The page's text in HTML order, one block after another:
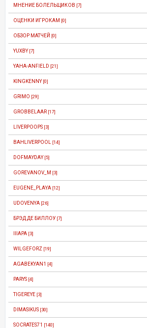
МНЕНИЕ БОЛЕЛЬЩИКОВ [7]
ОЦЕНКИ ИГРОКАМ [0]
ОБЗОР МАТЧЕЙ [0]
YUXBY [7]
YAHA-ANFIELD [21]
KINGKENNY [0]
GRIMO [29]
GROBBELAAR [17]
LIVERPOOPS [3]
BAHLIVERPOOL [14]
DOFMAYDAY [5]
GOREVANOV_M [3]
EUGENE_PLAYA [12]
UDOVENYA [26]
БРЭД ДЕ БИЛЛОУ [7]
IIIAPA [3]
WILGEFORZ [19]
AGABEKYAN1 [4]
PARYS [4]
TIGEREYE [3]
DIMASIKUS [30]
SOCRATES71 [140]